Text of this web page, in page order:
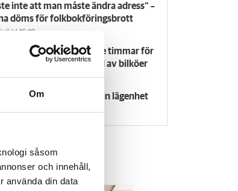
Om
såsom
och innehåll,
använda din data
inte att man måste ändra adress” –
döms för folkbokföringsbrott
kl 16:10
anmäls: dök upp tre timmar för
och höjde priset på grund av bilköer
kl 09:30
man får behålla sin lägenhet
TV